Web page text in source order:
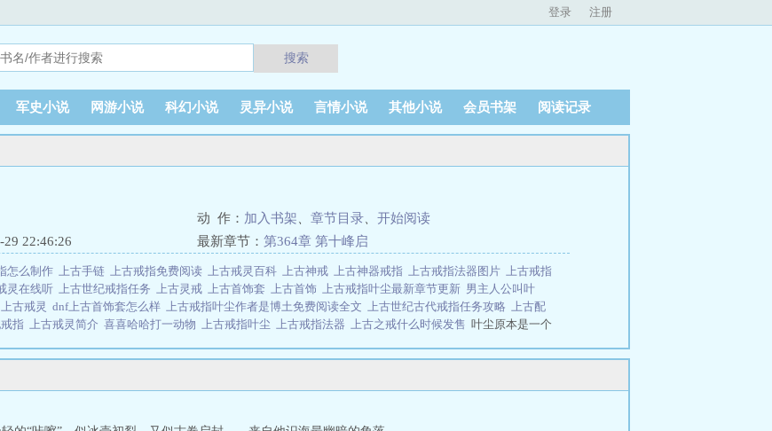
登录 注册
搜索
军史小说 网游小说 科幻小说 灵异小说 言情小说 其他小说 会员书架 阅读记录
动 作： 加入书架 章节目录
开始阅读
22:46:26
最新章节： 第364章 第十峰启
怎么制作 上古手链 上古戒指免费阅读 上古戒灵百科 上古神戒 上古神器戒指 上古戒指法器图片 上古戒指
灵在线听 上古世纪戒指任务 上古灵戒 上古首饰套 上古首饰 上古戒指叶尘最新章节更新 男主人公叫叶
上古戒灵 dnf上古首饰套怎么样 上古戒指叶尘作者是博土免费阅读全文 上古世纪古代戒指任务攻略 上古配
指 上古戒灵简介 喜喜哈哈打一动物 上古戒指叶尘 上古戒指法器 上古之戒什么时候发售 叶尘原本是一个
的传奇。...上古戒指